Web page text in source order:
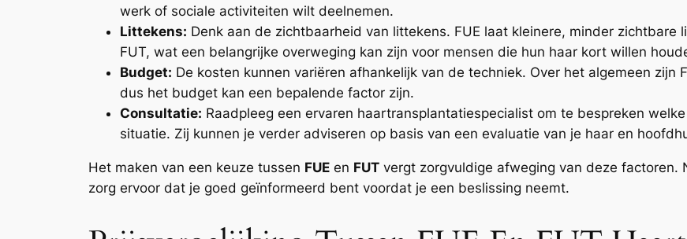
werk of sociale activiteiten wilt deelnemen.
Littekens: Denk aan de zichtbaarheid van littekens. FUE laat kleinere, minder
FUT, wat een belangrijke overweging kan zijn voor mensen die hun haar kort willen
Budget: De kosten kunnen variëren afhankelijk van de techniek. Over het algemeen zijn
dus het budget kan een bepalende factor zijn.
Consultatie: Raadpleeg een ervaren haartransplantatiespecialist om te bespreken
situatie. Zij kunnen je verder adviseren op basis van een evaluatie van je haar en
Het maken van een keuze tussen FUE en FUT vergt zorgvuldige afweging van deze factoren.
zorg ervoor dat je goed geïnformeerd bent voordat je een beslissing neemt.